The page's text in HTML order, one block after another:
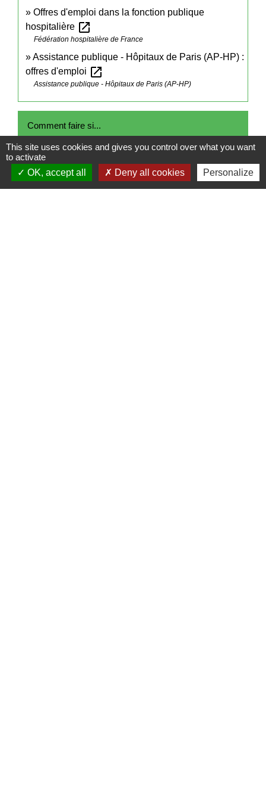
Offres d'emploi dans la fonction publique
hospitalière open_in_new
Fédération hospitalière de France
Assistance publique - Hôpitaux de Paris (AP-HP) :
offres d'emploi open_in_new
Assistance publique - Hôpitaux de Paris (AP-HP)
Comment faire si...
Je souhaite travailler dans l'administration
Signaler une erreur sur cette page
This site uses cookies and gives you control over what you want
to activate
OK, accept all
Deny all cookies Personalize